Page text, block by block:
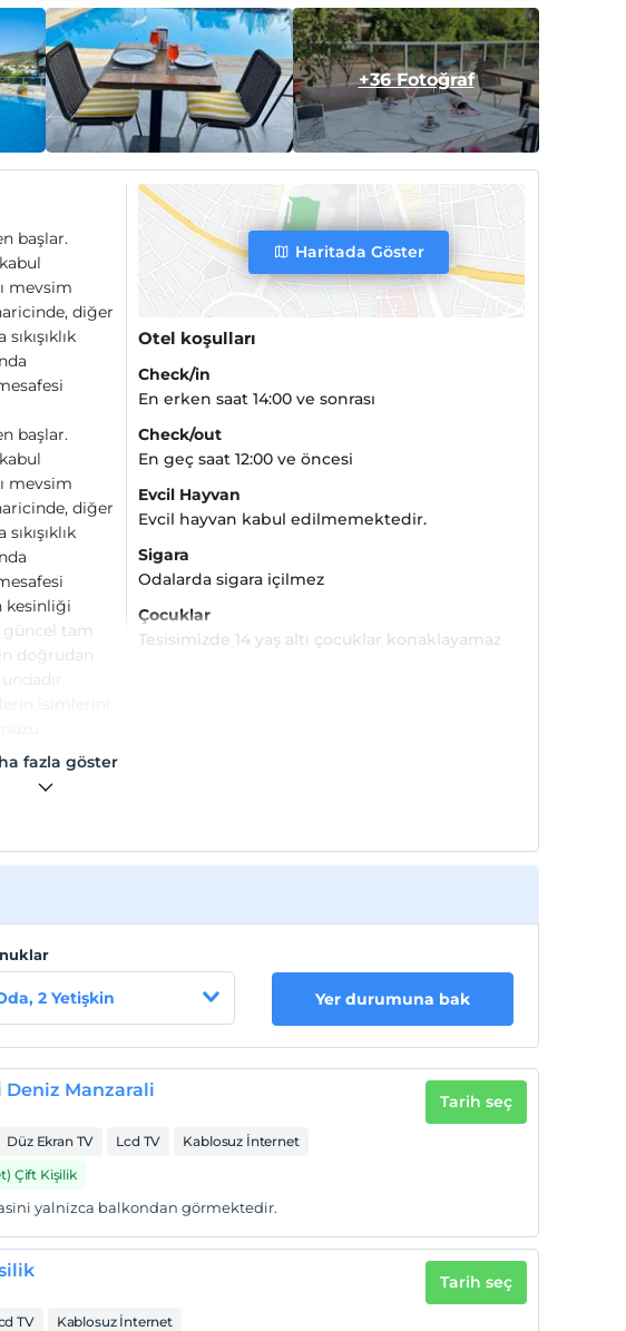
+36 Fotoğraf
başlar.
mevsim
diğer
başlar.
mevsim
diğer
kesinliği
tam
doğrudan
cep
Haritada Göster
Otel koşulları
Check/in
En erken saat 14:00 ve sonrası
Check/out
En geç saat 12:00 ve öncesi
Evcil Hayvan
Evcil hayvan kabul edilmemektedir.
Sigara
Odalarda sigara içilmez
Çocuklar
Tesisimizde 14 yaş altı çocuklar konaklayamaz
fazla göster
2 Yetişkin Yer durumuna bak
Deniz Manzarali
Düz Ekran TV Lcd TV Kablosuz İnternet
Çift Kişilik
yalnizca balkondan görmektedir.
Tarih seç
TV Kablosuz İnternet
Tarih seç